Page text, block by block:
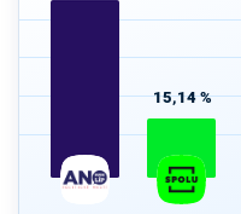
15,14 %